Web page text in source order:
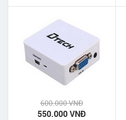
Coaxial sang AV âm thanh
600.000 VNĐ
550.000 VNĐ